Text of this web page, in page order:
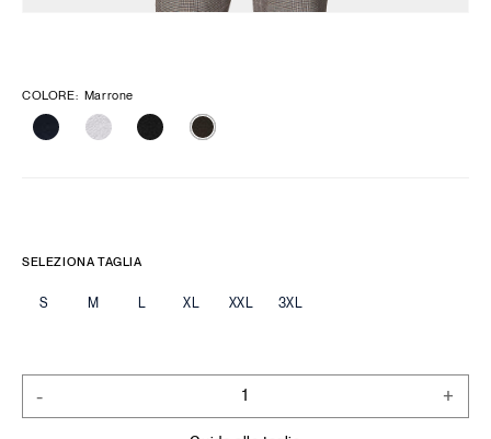
COLORE: Marrone
SELEZIONA TAGLIA
S M L XL XXL 3XL
- +